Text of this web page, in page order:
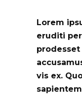
Lorem
eruditi
prodesset
vis ex.